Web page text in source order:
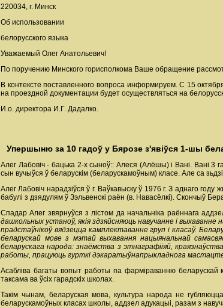
220034, г. Минск
Об использовании
белорусского языка
Уважаемый Олег Анатольевич!
По поручению Минского горисполкома Ваше обращение
В контексте поставленного вопроса информируем. С 15
на проездной документации будет осуществляться на
И.о. директора И.Г. Дадалко.
Упершыню за 10 гадоў у Бярозе з'явіўся 1-шы
Алег Лабовіч - бацька 2-х сыноў:: Алеся (Алёшы) і Вані. Вані 3
сын вучыўся ў беларускім (беларускамоўным) класе. Але са
Алег Лабовіч нарадзіўся ў г. Ваўкавыску ў 1976 г. З аднаго
бабулі з дзядулям ў Зэльвенскі раён (в. Навасёлкі). Скончыў
Спадар Алег звярнуўся з лістом да начальніка раённага
дашкольных устаноў, якія здзяйсняюць навучанне і
прадстаўнікоў вядзецца камплектаванне груп і класаў.
беларускай мове з мэтай выхавання нацыянальнай
беларускага народа: знаёмства з этнаграфііяй,
работы, працуюць гурткі дэкаратыўнапрыкладнога
Асабліва багаты вопыт работы па фарміраванню
таксама ва ўсіх гарадскіх школах.
Такім чынам, беларуская мова, культура народа не
беларускамоўных класах школы, аддзел адукацыі, разам з